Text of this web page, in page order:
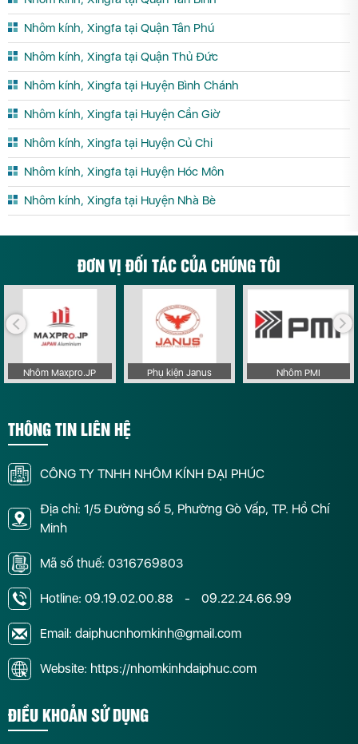
Nhôm kính, Xingfa tại Quận Tân Phú
Nhôm kính, Xingfa tại Quận Thủ Đức
Nhôm kính, Xingfa tại Huyện Bình Chánh
Nhôm kính, Xingfa tại Huyện Cần Giờ
Nhôm kính, Xingfa tại Huyện Củ Chi
Nhôm kính, Xingfa tại Huyện Hóc Môn
Nhôm kính, Xingfa tại Huyện Nhà Bè
ĐƠN VỊ ĐỐI TÁC CỦA CHÚNG TÔI
Nhôm Maxpro.JP Phụ kiện Janus Nhôm PMI
THÔNG TIN LIÊN HỆ
CÔNG TY TNHH NHÔM KÍNH ĐẠI PHÚC
Địa chỉ: 1/5 Đường số 5, Phường Gò Vấp, TP. Hồ Chí
Minh
Mã số thuế: 0316769803
Hotline: 09.19.02.00.88 - 09.22.24.66.99
Email: daiphucnhomkinh@gmail.com
Website: https://nhomkinhdaiphuc.com
ĐIỀU KHOẢN SỬ DỤNG